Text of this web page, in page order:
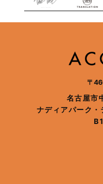
〒
名古屋市
ナディアパーク